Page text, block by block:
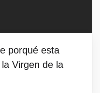
porqué esta
Virgen de la